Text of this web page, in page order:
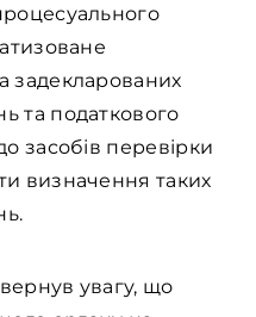
задекларованих
та податкового
засобів перевірки
визначення таких
увагу, що